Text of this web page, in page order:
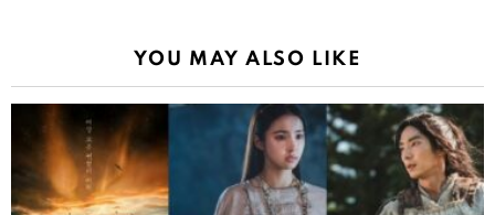
YOU MAY ALSO LIKE